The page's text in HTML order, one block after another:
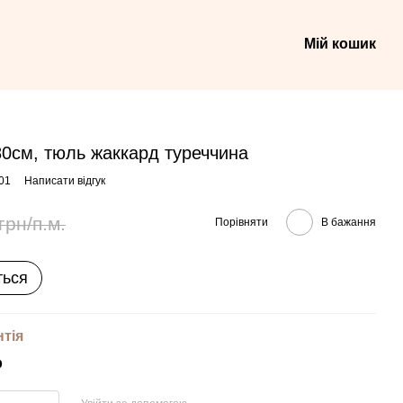
Мій кошик
тюль жаккард туреччина
Написати відгук
п.м. Порівняти В бажання